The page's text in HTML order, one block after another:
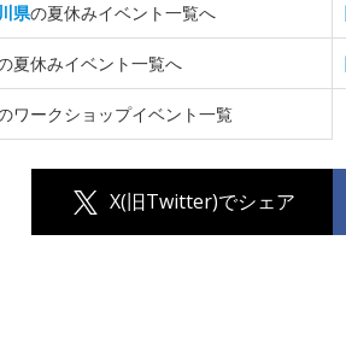
県の夏休みイベント一覧へ
夏休みイベント一覧へ
ワークショップイベント一覧
X(旧Twitter)でシェア